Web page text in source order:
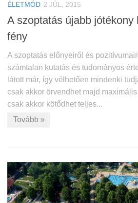
ÉLETMÓD 2 JÚL, 2015
A szoptatás újabb jótékony
fény
A szoptatás előnyeiről és
számtalan kutatás és tudományos
látott már, így vélhetően mindenki
csak akkor örvendhet majd
csak akkor kötődhet teljes...
Tovább »